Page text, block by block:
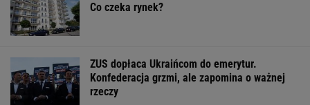
Co czeka rynek?
ZUS dopłaca Ukraińcom do emerytur.
Konfederacja grzmi, ale zapomina o ważnej
rzeczy